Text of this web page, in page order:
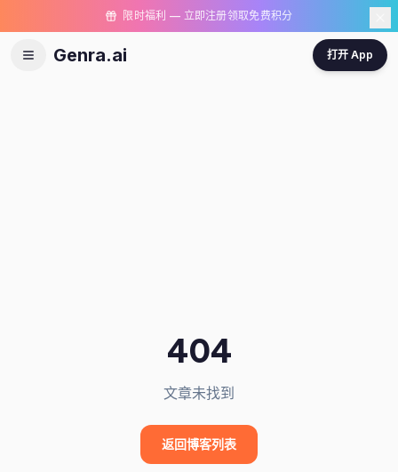
限时福利 — 立即注册领取免费积分
Genra.ai 打开 App
404
文章未找到
返回博客列表